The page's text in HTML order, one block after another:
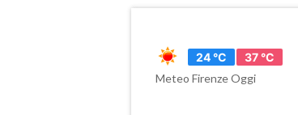
24 °C
37 °C
Meteo Firenze Oggi